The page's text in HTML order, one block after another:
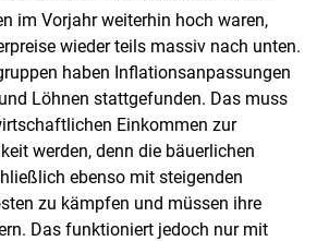
to main content
im Vorjahr weiterhin hoch waren,
wieder teils massiv nach unten.
haben Inflationsanpassungen
Löhnen stattgefunden. Das muss
Einkommen zur
werden, denn die bäuerlichen
ebenso mit steigenden
zu kämpfen und müssen ihre
Das funktioniert jedoch nur mit